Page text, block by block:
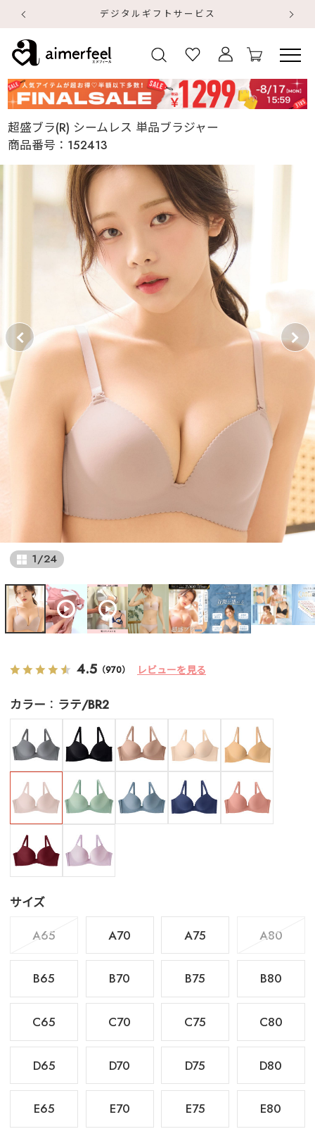
デジタルギフトサービス
超盛ブラ(R) シームレス 単品ブラジャー
商品番号： 152413
1/24
4.5 （970） レビューを見る
カラー ラテ/BR2
サイズ
A65
A70 A75 A80
B65 B70 B75 B80
C65 C70 C75 C80
D65 D70 D75 D80
E65 E70 E75 E80